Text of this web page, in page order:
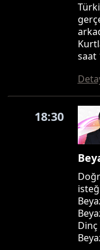
saat
18:30